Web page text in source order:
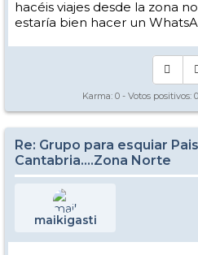
hacéis viajes desde la zona
estaría bien hacer un
Karma: 0 - Votos positivos: 0
Re: Grupo para esquiar
Cantabria....Zona Norte
maikigasti